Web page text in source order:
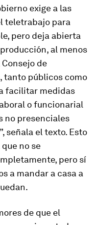
exige a las
teletrabajo para
pero deja abierta
al menos
de
tanto públicos como
facilitar medidas
o funcionarial
no presenciales
señala el texto. Esto
no se
pero sí
a mandar a casa a
de que el